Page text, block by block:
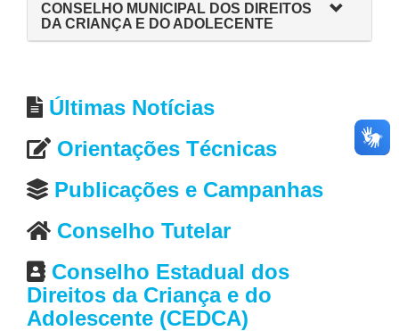
CONSELHO MUNICIPAL DOS DIREITOS
DA CRIANÇA E DO ADOLECENTE
Últimas Notícias
Orientações Técnicas
Publicações e Campanhas
Conselho Tutelar
Conselho Estadual dos
Direitos da Criança e do
Adolescente (CEDCA)